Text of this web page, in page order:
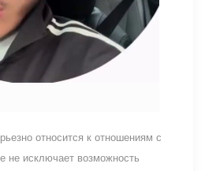
относится к отношениям с
не исключает возможность